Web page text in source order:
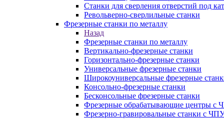
Станки для сверления отверстий под
Револьверно-сверлильные станки
Фрезерные станки по металлу
Назад
Фрезерные станки по металлу
Вертикально-фрезерные станки
Горизонтально-фрезерные станки
Универсальные фрезерные станки
Широкоуниверсальные фрезерные
Консольно-фрезерные станки
Бесконсольные фрезерные станки
Фрезерные обрабатывающие центры с
Фрезерно-гравировальные станки с